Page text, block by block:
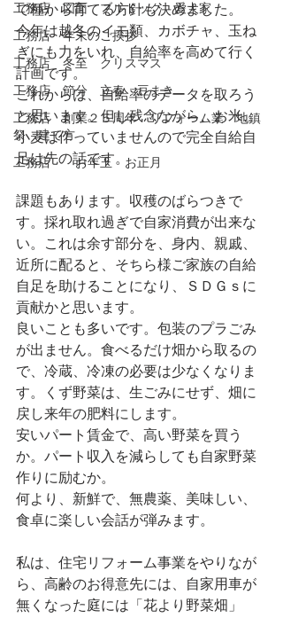
工務店 図面 ブルドック 愛犬家
工務店 年末のご挨拶
工務店 冬至 クリスマス
工務店 節分 立春 豆まき
工務店 創業２５周年 リフォーム業 地鎮
祭 建て方
工務店 お年玉 お正月
て種から育てる方針も決めました。
今年は越冬のイモ類、カボチャ、玉ね
ぎにも力をいれ、自給率を高めて行く
計画です。
これからは、自給率のデータを取ろう
と思います。但し残念ながら、お米、
小麦は作っていませんので完全自給自
足は先の話です。
課題もあります。収穫のばらつきで
す。採れ取れ過ぎで自家消費が出来な
い。これは余す部分を、身内、親戚、
近所に配ると、そちら様ご家族の自給
自足を助けることになり、ＳＤＧｓに
貢献かと思います。
良いことも多いです。包装のプラごみ
が出ません。食べるだけ畑から取るの
で、冷蔵、冷凍の必要は少なくなりま
す。くず野菜は、生ごみにせず、畑に
戻し来年の肥料にします。
安いパート賃金で、高い野菜を買う
か。パート収入を減らしても自家野菜
作りに励むか。
何より、新鮮で、無農薬、美味しい、
食卓に楽しい会話が弾みます。
私は、住宅リフォーム事業をやりなが
ら、高齢のお得意先には、自家用車が
無くなった庭には「花より野菜畑」